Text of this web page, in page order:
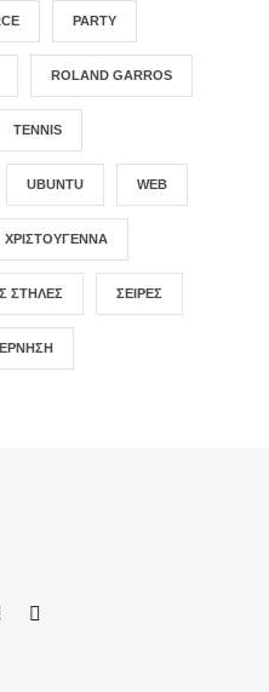
PARTY
ROLAND GARROS
TENNIS
UBUNTU WEB
ΧΡΙΣΤΟΎΓΕΝΝΑ
ΣΤΉΛΕΣ ΣΕΙΡΈΣ